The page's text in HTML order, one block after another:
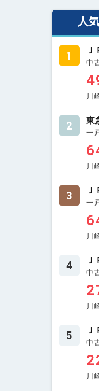
人
1 Ｊ
中
川
2 東
一
川
3 Ｊ
一
川
4 Ｊ
中
川
5 Ｊ
中
川